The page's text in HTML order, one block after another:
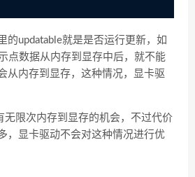
的updatable就是是否运行更新，如
点数据从内存到显存中后，就不能
从内存到显存，这种情况，显卡驱
无限次内存到显存的机会，不过代价
，显卡驱动不会对这种情况进行优